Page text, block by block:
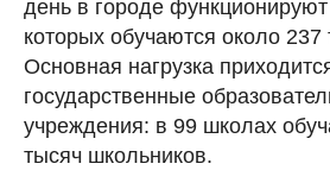
день в городе
которых обучаются около 237
Основная нагрузка
государственные
учреждения: в 99 школах
тысяч школьников.